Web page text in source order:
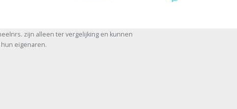
zijn alleen ter vergelijking en kunnen
eigenaren.